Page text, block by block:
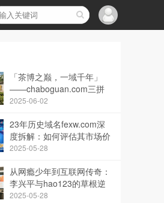
「茶博之巅，一域千年」
——chaboguan.com三拼
域名，开启茶文化产业的品
2025-06-02
23年历史域名fexw.com深
度拆解：如何评估其市场价
值与安全交易？
2025-05-28
从网瘾少年到互联网传奇：
李兴平与hao123的草根逆
袭史诗
2025-05-28